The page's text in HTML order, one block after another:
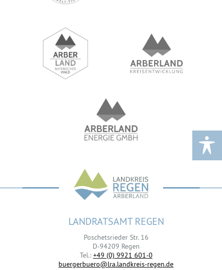
LANDRATSAMT REGEN
Poschetsrieder Str. 16
D-94209 Regen
Tel.: +49 (0) 9921 601-0
buergerbuero@lra.landkreis-regen.de